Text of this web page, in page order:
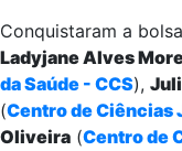
Conquistaram a
Ladyjane Alves
da Saúde - CCS),
(Centro de Ciências
Oliveira (Centro de